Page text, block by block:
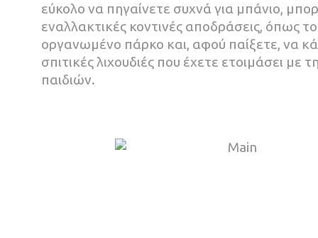
εύκολο να πηγαίνετε συχνά για μπάνιο,
εναλλακτικές κοντινές αποδράσεις, όπως
οργανωμένο πάρκο και, αφού παίξετε, να
σπιτικές λιχουδιές που έχετε ετοιμάσει με
παιδιών.